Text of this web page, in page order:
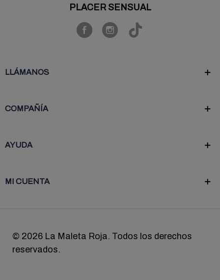
PLACER SENSUAL
LLÁMANOS
COMPAÑÍA
AYUDA
MI CUENTA
© 2026 La Maleta Roja. Todos los derechos
reservados.